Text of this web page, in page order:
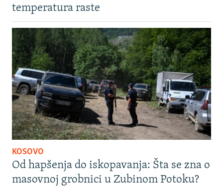
temperatura raste
KOSOVO
Od hapšenja do iskopavanja: Šta se zna o
masovnoj grobnici u Zubinom Potoku?